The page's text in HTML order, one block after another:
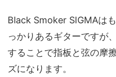
Black Smoker SIGMAは
っかりあるギターですが
することで指板と弦の摩
ズになります。